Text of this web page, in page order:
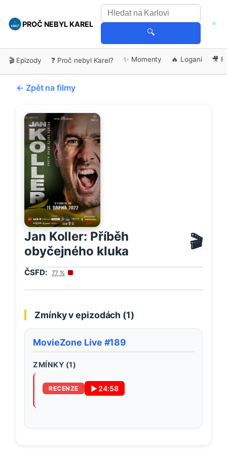
PROČ NEBYL KAREL
🔍
🎬 Epizody ❓ Proč nebyl Karel? ✨ Momenty 🔥 Logani 🎥
← Zpět na filmy
Jan Koller: Příběh
obyčejného kluka
🎬
ČSFD: 77 %
Zmínky v epizodách (1)
MovieZone Live #189
ZMÍNKY (1)
RECENZE ▶ 24:58